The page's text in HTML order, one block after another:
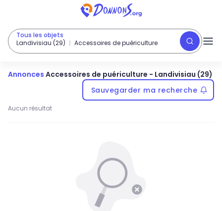
Tous les objets
Landivisiau (29)
Accessoires de puériculture
Annonces Accessoires de puériculture - Landivisiau (29)
Sauvegarder ma recherche
Aucun résultat